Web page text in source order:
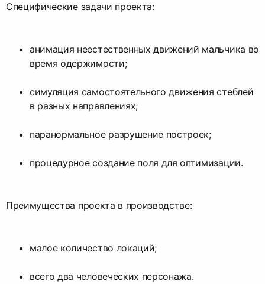
Специфические задачи проекта:
анимация неестественных движений мальчика во
время одержимости;
симуляция самостоятельного движения стеблей
в разных направлениях;
паранормальное разрушение построек;
процедурное создание поля для оптимизации.
Преимущества проекта в производстве:
малое количество локаций;
всего два человеческих персонажа.